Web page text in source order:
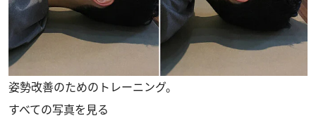
姿勢改善のためのトレーニング。
すべての写真を見る